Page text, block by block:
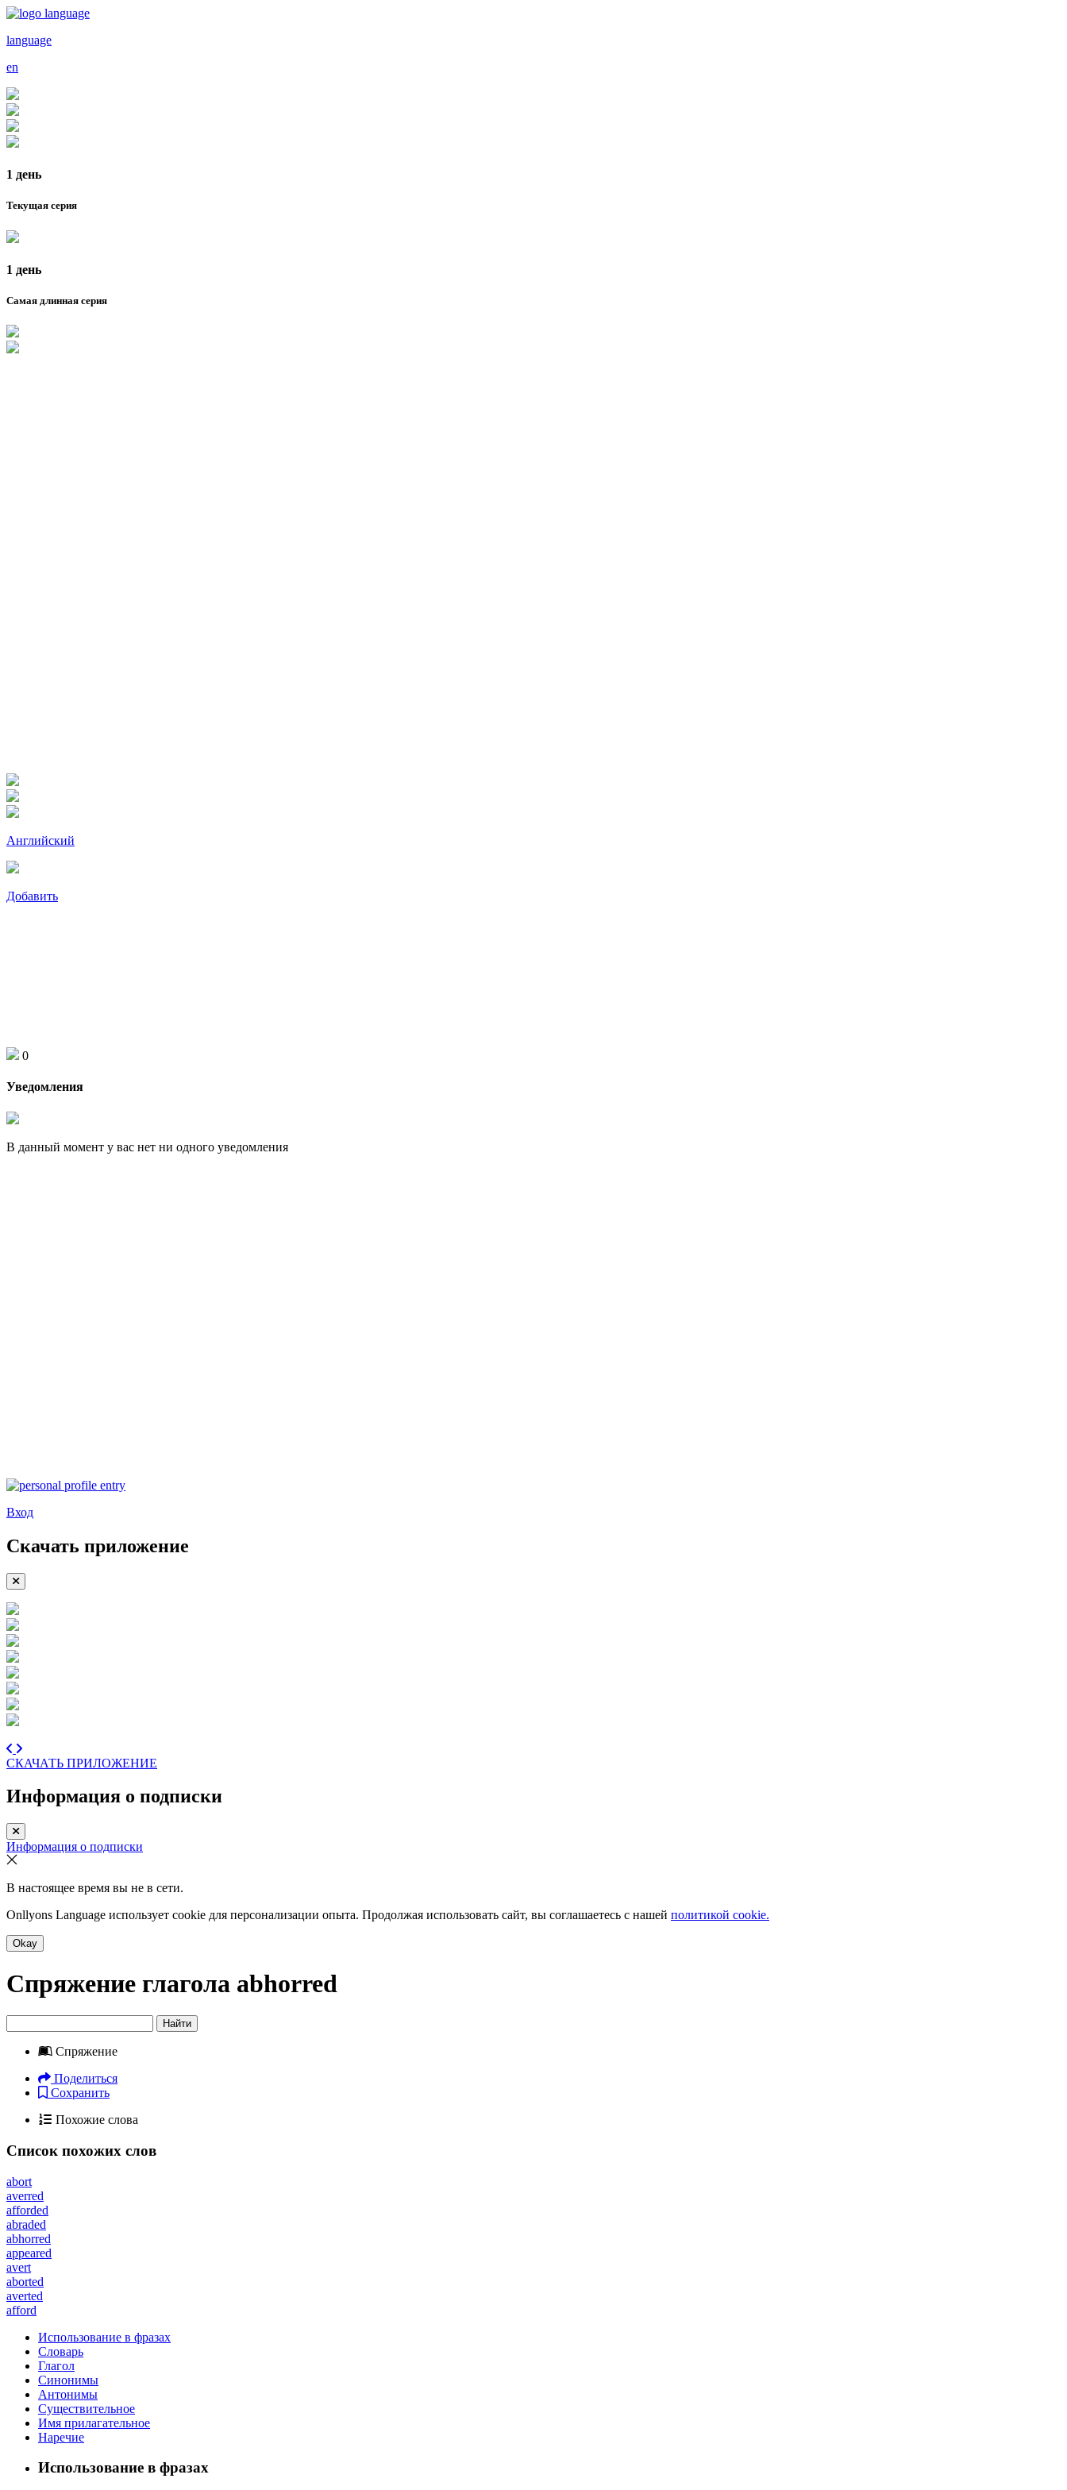
language
en
1 день
Текущая серия
1 день
Самая длинная серия
Английский
Добавить
0
Уведомления
В данный момент у вас нет ни одного уведомления
Вход
Скачать приложение
СКАЧАТЬ ПРИЛОЖЕНИЕ
Информация о подписки
Информация о подписки
В настоящее время вы не в сети.
Onllyons Language использует cookie для персонализации опыта. Продолжая использовать сайт, вы соглашаетесь с нашей политикой cookie.
Okay
Спряжение глагола abhorred
Найти
Спряжение
Поделиться
Сохранить
Похожие слова
Список похожих слов
abort
averred
afforded
abraded
abhorred
appeared
avert
aborted
averted
afford
Использование в фразах
Словарь
Глагол
Синонимы
Антонимы
Существительное
Имя прилагательное
Наречие
Использование в фразах